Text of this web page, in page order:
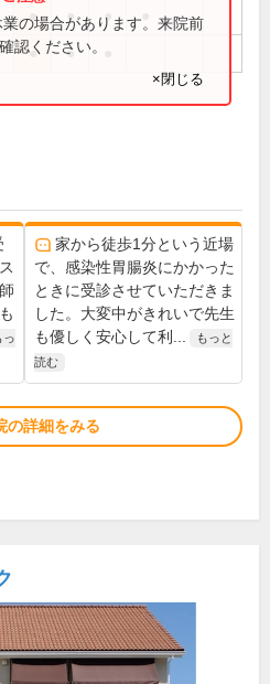
● ● ●
● ●
の場合があります。来院前
認ください。
×閉じる
っ
家から徒歩1分という近場
で、感染性胃腸炎にかかった
ときに受診させていただきま
した。大変中がきれいで先生
も優しく安心して利...
もっと
読む
の詳細をみる